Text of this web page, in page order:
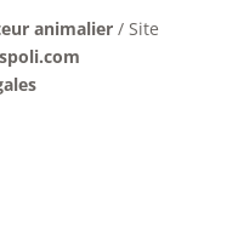
animalier / Site